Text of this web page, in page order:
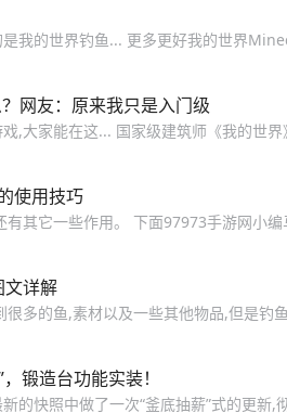
我的世界钓鱼... 更多更好我的世界
网友：原来我只是入门级
,大家能在这... 国家级建筑师《我的世
使用技巧
其它一些作用。 下面97973手游网小
文详解
多的鱼,素材以及一些其他物品,但是钓
锻造台功能实装！
的快照中做了一次“釜底抽薪”式的更新,